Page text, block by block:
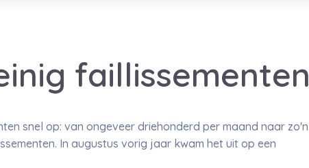
faillissementen
snel op: van ongeveer driehonderd per maand naar zo'n
In augustus vorig jaar kwam het uit op een